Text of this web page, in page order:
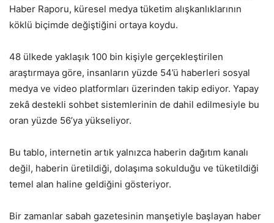
Haber Raporu, küresel medya tüketim alışkanlıklarının
köklü biçimde değiştiğini ortaya koydu.
48 ülkede yaklaşık 100 bin kişiyle gerçekleştirilen
araştırmaya göre, insanların yüzde 54’ü haberleri sosyal
medya ve video platformları üzerinden takip ediyor. Yapay
zekâ destekli sohbet sistemlerinin de dahil edilmesiyle bu
oran yüzde 56’ya yükseliyor.
Bu tablo, internetin artık yalnızca haberin dağıtım kanalı
değil, haberin üretildiği, dolaşıma sokulduğu ve tüketildiği
temel alan haline geldiğini gösteriyor.
Bir zamanlar sabah gazetesinin manşetiyle başlayan haber